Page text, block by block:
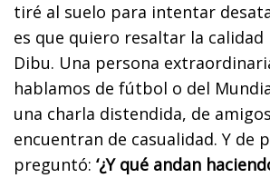
tiré al suelo para intentar
es que quiero resaltar la calidad
Dibu. Una persona
hablamos de fútbol o del
una charla distendida, de
encuentran de casualidad. Y de
preguntó: ‘¿Y qué andan